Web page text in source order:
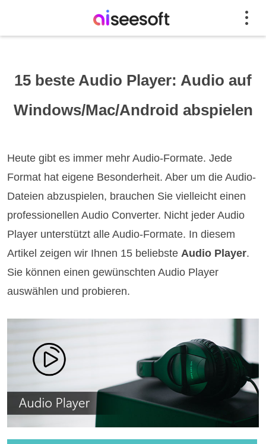
15 beste Audio Player: Audio auf
Windows/Mac/Android abspielen
Heute gibt es immer mehr Audio-Formate. Jede
Format hat eigene Besonderheit. Aber um die Audio-
Dateien abzuspielen, brauchen Sie vielleicht einen
professionellen Audio Converter. Nicht jeder Audio
Player unterstützt alle Audio-Formate. In diesem
Artikel zeigen wir Ihnen 15 beliebsteAudio Player.
Sie können einen gewünschten Audio Player
auswählen und probieren.